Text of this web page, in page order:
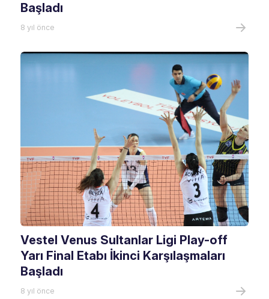
Başladı
8 yıl önce
Vestel Venus Sultanlar Ligi Play-off
Yarı Final Etabı İkinci Karşılaşmaları
Başladı
8 yıl önce